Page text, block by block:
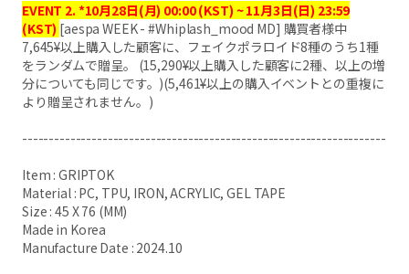
EVENT 2. *10月28日(月) 00:00 (KST) ~ 11月3日(日) 23:59
(KST) [aespa WEEK - #Whiplash_mood MD] 購買者様中
7,645¥以上購入した顧客に、フェイクポラロイド8種のうち1種
をランダムで贈呈。 (15,290¥以上購入した顧客に2種、以上の増
分についても同じです。)(5,461¥以上の購入イベントとの重複に
より贈呈されません。)
--------------------------------------------------------------------
Item : GRIPTOK
Material : PC, TPU, IRON, ACRYLIC, GEL TAPE
Size : 45 X 76 (MM)
Made in Korea
Manufacture Date : 2024.10